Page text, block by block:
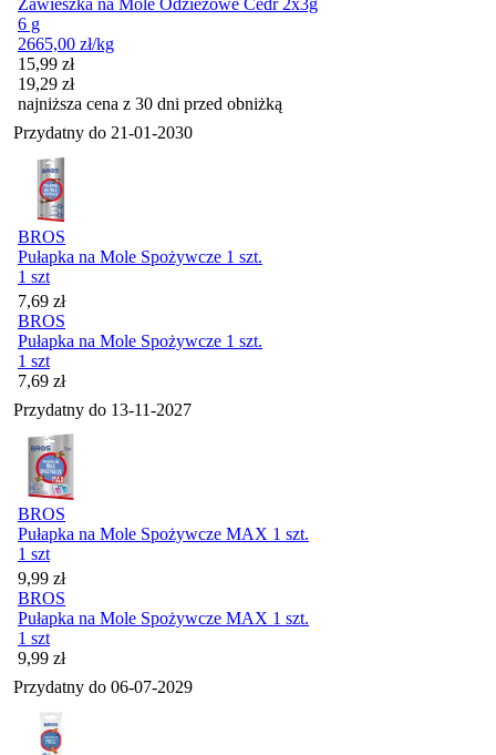
6 g
2665,00 zł/kg
Cena promocyjna
15,99 zł
19,29 zł
najniższa cena z 30 dni przed obniżką
Przydatny do 21-01-2030
BROS
Pułapka na Mole Spożywcze 1 szt.
1 szt
Cena
7,69 zł
BROS
Pułapka na Mole Spożywcze 1 szt.
1 szt
Cena
7,69 zł
Przydatny do 13-11-2027
BROS
Pułapka na Mole Spożywcze MAX 1 szt.
1 szt
Cena
9,99 zł
BROS
Pułapka na Mole Spożywcze MAX 1 szt.
1 szt
Cena
9,99 zł
Przydatny do 06-07-2029